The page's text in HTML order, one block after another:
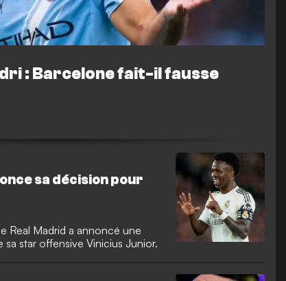
: Barcelone fait-il fausse
sa décision pour
Real Madrid a annoncé une
star offensive Vinicius Junior.